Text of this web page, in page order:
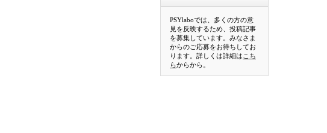
PSYlaboでは、多くの方の意
見を反映するため、投稿記事
を募集しています。みなさま
からのご応募をお待ちしてお
ります。詳しくは詳細は こち
らからから。